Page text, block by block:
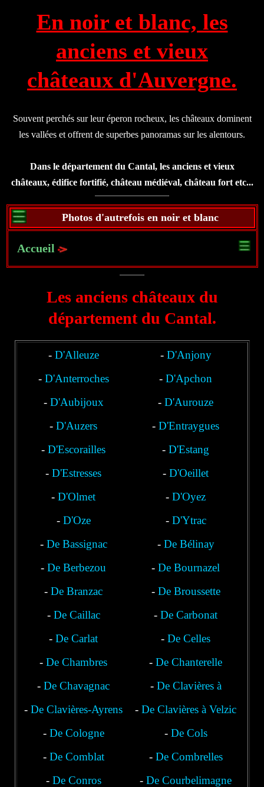
En noir et blanc, les
anciens et vieux
châteaux d'Auvergne.
Souvent perchés sur leur éperon rocheux, les châteaux dominent
les vallées et offrent de superbes panoramas sur les alentours.
Dans le département du Cantal, les anciens et vieux
châteaux, édifice fortifié, château médiéval, château fort etc...
Photos d'autrefois en noir et blanc
Accueil
Les anciens châteaux du
département du Cantal.
- D'Alleuze - D'Anjony
- D'Anterroches -D'Apchon
- D'Aubijoux -D'Aurouze
-D'Auzers -D'Entraygues
-D'Escorailles -D'Estang
-D'Estresses -D'Oeillet
-D'Olmet -D'Oyez
- D'Oze - D'Ytrac
- De Bassignac - De Bélinay
-De Berbezou -De Bournazel
-De Branzac - De Broussette
- De Caillac -De Carbonat
-De Carlat -De Celles
-De Chambres -De Chanterelle
-De Chavagnac - De Clavières à
Polminhac
-De Clavières-Ayrens -De Clavières à Velzic
- De Cologne - De Cols
- De Comblat - De Combrelles
- De Conros -De Courbelimagne